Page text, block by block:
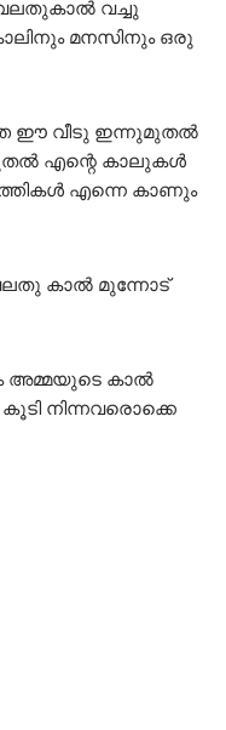
വലതുകാൽ വച്ചു
മനസിനും ഒരു
ഈ വീടു ഇന്നുമുതൽ
എന്റെ കാലുകൾ
എന്നെ കാണും
വലതു കാൽ മുന്നോട്
അമ്മയുടെ കാൽ
നിന്നവരൊക്കെ